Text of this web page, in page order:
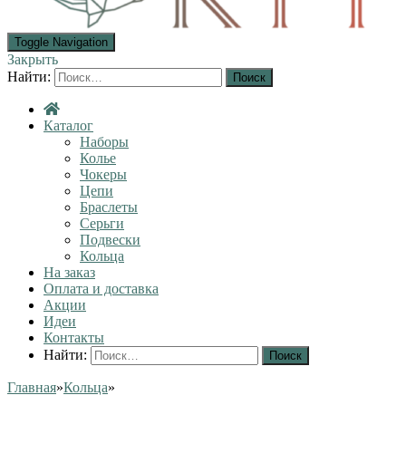
Toggle Navigation
Закрыть
Найти:
Каталог
Наборы
Колье
Чокеры
Цепи
Браслеты
Серьги
Подвески
Кольца
На заказ
Оплата и доставка
Акции
Идеи
Контакты
Найти:
Главная»Кольца»